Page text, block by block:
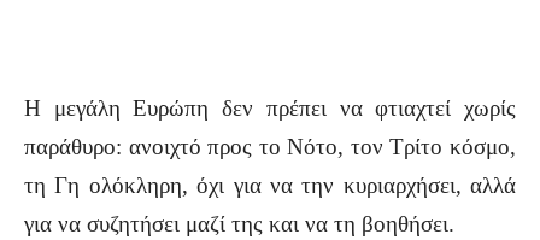
Η μεγάλη Ευρώπη δεν πρέπει να φτιαχτεί χωρίς
παράθυρο: ανοιχτό προς το Νότο, τον Τρίτο κόσμο,
τη Γη ολόκληρη, όχι για να την κυριαρχήσει, αλλά
για να συζητήσει μαζί της και να τη βοηθήσει.